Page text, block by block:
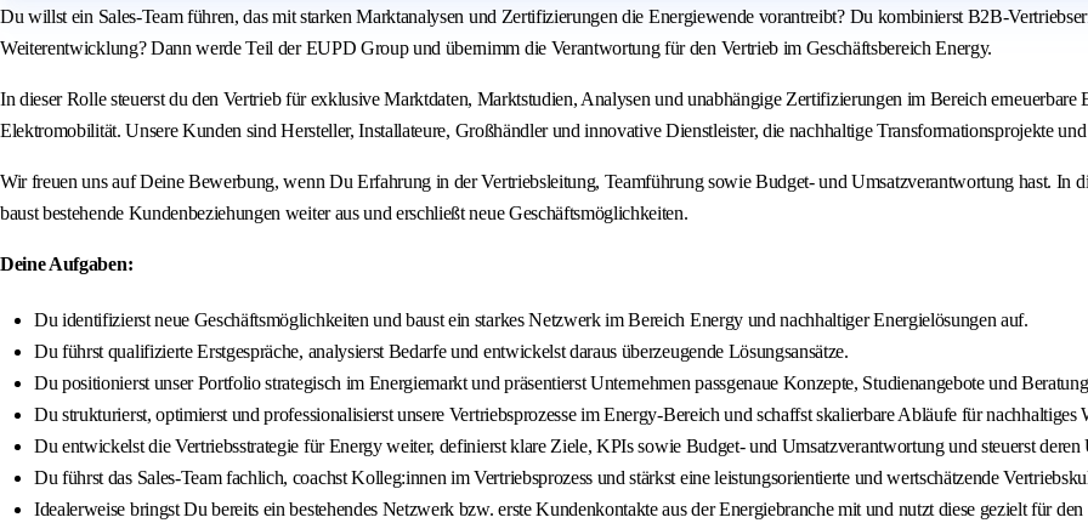
Du willst ein Sales‑Team führen, das mit starken Marktanalysen und Zertifizierungen die Energiewende vorantreibt? Du kombinierst
Weiterentwicklung? Dann werde Teil der EUPD Group und übernimm die Verantwortung für den Vertrieb im Geschäftsbereich Energy.
In dieser Rolle steuerst du den Vertrieb für exklusive Marktdaten, Marktstudien, Analysen und unabhängige Zertifizierungen im Bereich
Elektromobilität. Unsere Kunden sind Hersteller, Installateure, Großhändler und innovative Dienstleister, die nachhaltige Transformationsprojekte
Wir freuen uns auf Deine Bewerbung, wenn Du Erfahrung in der Vertriebsleitung, Teamführung sowie Budget- und Umsatzverantwortung hast. In
baust bestehende Kundenbeziehungen weiter aus und erschließt neue Geschäftsmöglichkeiten.
Deine Aufgaben:
Du identifizierst neue Geschäftsmöglichkeiten und baust ein starkes Netzwerk im Bereich Energy und nachhaltiger Energielösungen auf.
Du führst qualifizierte Erstgespräche, analysierst Bedarfe und entwickelst daraus überzeugende Lösungsansätze.
Du positionierst unser Portfolio strategisch im Energiemarkt und präsentierst Unternehmen passgenaue Konzepte, Studienangebote und
Du strukturierst, optimierst und professionalisierst unsere Vertriebsprozesse im Energy-Bereich und schaffst skalierbare Abläufe für nachhaltiges
Du entwickelst die Vertriebsstrategie für Energy weiter, definierst klare Ziele, KPIs sowie Budget- und Umsatzverantwortung und steuerst deren
Du führst das Sales-Team fachlich, coachst Kolleg:innen im Vertriebsprozess und stärkst eine leistungsorientierte und wertschätzende
Idealerweise bringst Du bereits ein bestehendes Netzwerk bzw. erste Kundenkontakte aus der Energiebranche mit und nutzt diese gezielt für